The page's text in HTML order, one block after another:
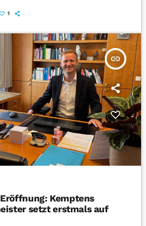
1
insert_link
Kemptens
setzt erstmals auf